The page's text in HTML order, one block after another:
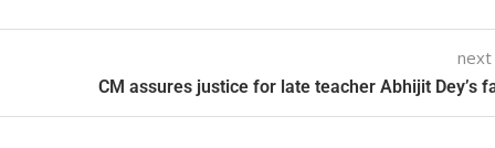
CM assures justice for late teacher Abhijit Dey’s